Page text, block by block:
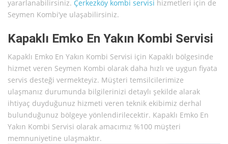
yararlanabilirsiniz. Çerkezköy kombi servisi hizmetleri için de
Seymen Kombi’ye ulaşabilirsiniz.
Kapaklı Emko En Yakın Kombi Servisi
Kapaklı Emko En Yakın Kombi Servisi için Kapaklı bölgesinde
hizmet veren Seymen Kombi olarak daha hızlı ve uygun fiyata
servis desteği vermekteyiz. Müşteri temsilcilerimize
ulaşmanız durumunda bilgilerinizi detaylı şekilde alarak
ihtiyaç duyduğunuz hizmeti veren teknik ekibimiz derhal
bulunduğunuz bölgeye yönlendirilecektir. Kapaklı Emko En
Yakın Kombi Servisi olarak amacımız %100 müşteri
memnuniyetine ulaşmaktır.